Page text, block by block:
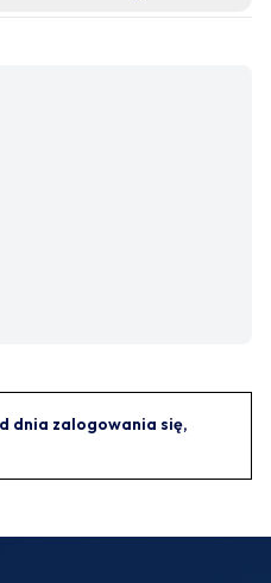
dnia zalogowania się,